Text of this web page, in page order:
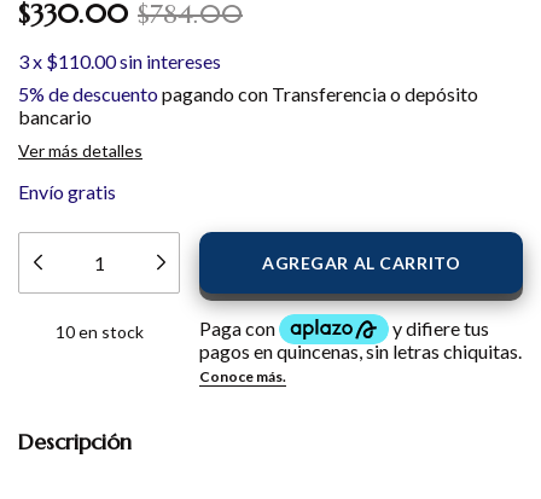
$330.00 $784.00
3x $110.00sin intereses
5% de descuentopagando con Transferencia o depósito
bancario
Ver más detalles
Envío gratis
10en stock
Descripción